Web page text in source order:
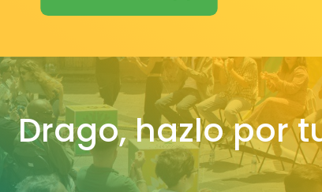
Drago, hazlo por